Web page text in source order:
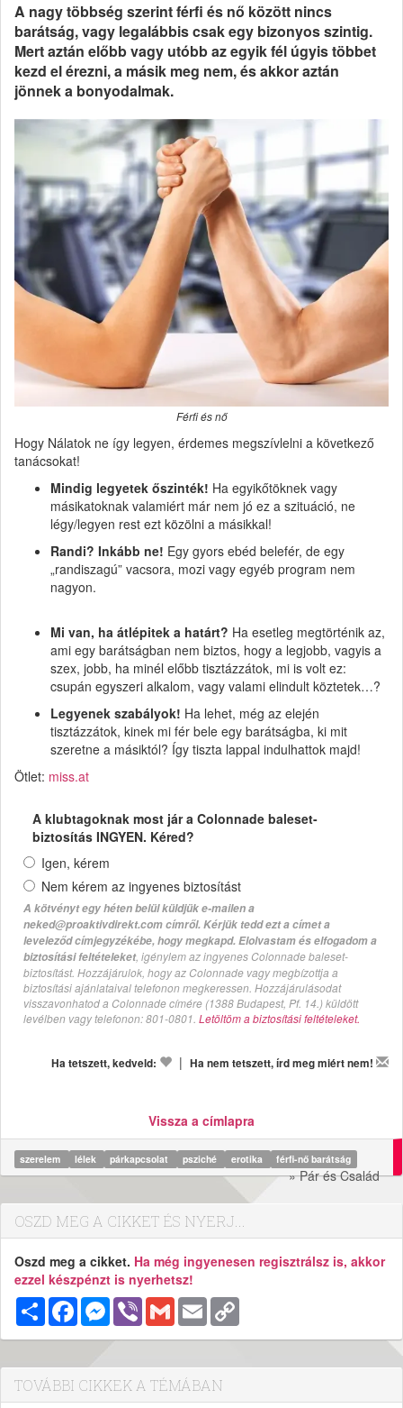
A nagy többség szerint férfi és nő között nincs
barátság, vagy legalábbis csak egy bizonyos szintig.
Mert aztán előbb vagy utóbb az egyik fél úgyis többet
kezd el érezni, a másik meg nem, és akkor aztán
jönnek a bonyodalmak.
Férfi és nő
Hogy Nálatok ne így legyen, érdemes megszívlelni a következő
tanácsokat!
Mindig legyetek őszinték! Ha egyikőtöknek vagy
másikatoknak valamiért már nem jó ez a szituáció, ne
légy/legyen rest ezt közölni a másikkal!
Randi? Inkább ne! Egy gyors ebéd belefér, de egy
„randiszagú” vacsora, mozi vagy egyéb program nem
nagyon.
Mi van, ha átlépitek a határt? Ha esetleg megtörténik az,
ami egy barátságban nem biztos, hogy a legjobb, vagyis a
szex, jobb, ha minél előbb tisztázzátok, mi is volt ez:
csupán egyszeri alkalom, vagy valami elindult köztetek…?
Legyenek szabályok! Ha lehet, még az elején
tisztázzátok, kinek mi fér bele egy barátságba, ki mit
szeretne a másiktól? Így tiszta lappal indulhattok majd!
Ötlet: miss.at
A klubtagoknak most jár a Colonnade baleset-
biztosítás INGYEN. Kéred?
Igen, kérem
Nem kérem az ingyenes biztosítást
A kötvényt egy héten belül küldjük e-mailen a
neked@proaktivdirekt.com címről. Kérjük tedd ezt a címet a
leveleződ címjegyzékébe, hogy megkapd. Elolvastam és elfogadom a
biztosítási feltételeket, igénylem az ingyenes Colonnade baleset-
biztosítást. Hozzájárulok, hogy az Colonnade vagy megbízottja a
biztosítási ajánlataival telefonon megkeressen. Hozzájárulásodat
visszavonhatod a Colonnade címére (1388 Budapest, Pf. 14.) küldött
levélben vagy telefonon: 801-0801. Letöltöm a biztosítási feltételeket.
Ha tetszett, kedveld: | Ha nem tetszett, írd meg miért nem!
Vissza a címlapra
szerelem lélek párkapcsolat psziché erotika férfi-nő barátság
» Pár és Család
OSZD MEG A CIKKET ÉS NYERJ...
Oszd meg a cikket. Ha még ingyenesen regisztrálsz is, akkor
ezzel készpénzt is nyerhetsz!
MegosztásFacebookMessenger
Viber Gmail Email
TOVÁBBI CIKKEK A TÉMÁBAN